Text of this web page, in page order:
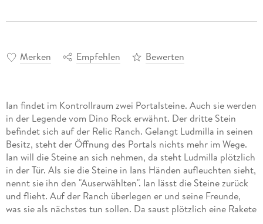
Merken Empfehlen Bewerten
Ian findet im Kontrollraum zwei Portalsteine. Auch sie werden
in der Legende vom Dino Rock erwähnt. Der dritte Stein
befindet sich auf der Relic Ranch. Gelangt Ludmilla in seinen
Besitz, steht der Öffnung des Portals nichts mehr im Wege.
Ian will die Steine an sich nehmen, da steht Ludmilla plötzlich
in der Tür. Als sie die Steine in Ians Händen aufleuchten sieht,
nennt sie ihn den "Auserwählten". Ian lässt die Steine zurück
und flieht. Auf der Ranch überlegen er und seine Freunde,
was sie als nächstes tun sollen. Da saust plötzlich eine Rakete